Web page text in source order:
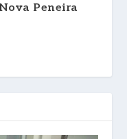
Peneira